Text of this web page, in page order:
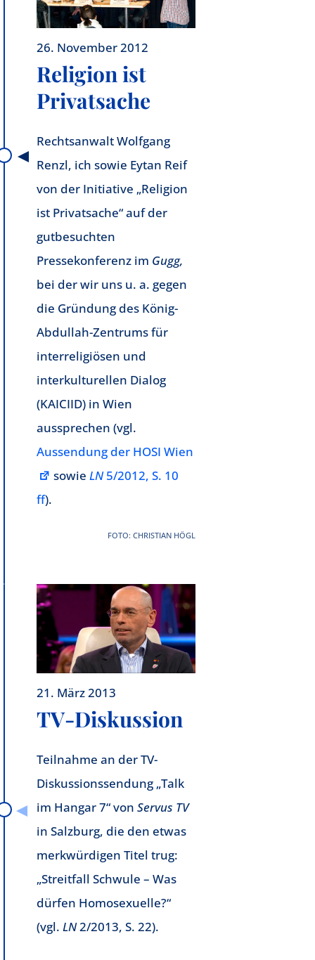
26. November 2012
Religion ist
Privatsache
Rechtsanwalt Wolfgang
Renzl, ich sowie Eytan Reif
von der Initiative „Religion
ist Privatsache“ auf der
gutbesuchten
Pressekonferenz im Gugg,
bei der wir uns u. a. gegen
die Gründung des König-
Abdullah-Zentrums für
interreligiösen und
interkulturellen Dialog
(KAICIID) in Wien
aussprechen (vgl.
Aussendung der HOSI Wien
sowieLN5/2012, S. 10
ff).
FOTO: CHRISTIAN HÖGL
21. März 2013
TV-Diskussion
Teilnahme an der TV-
Diskussionssendung „Talk
im Hangar 7“ von Servus TV
in Salzburg, die den etwas
merkwürdigen Titel trug:
„Streitfall Schwule – Was
dürfen Homosexuelle?“
(vgl. LN2/2013, S. 22).